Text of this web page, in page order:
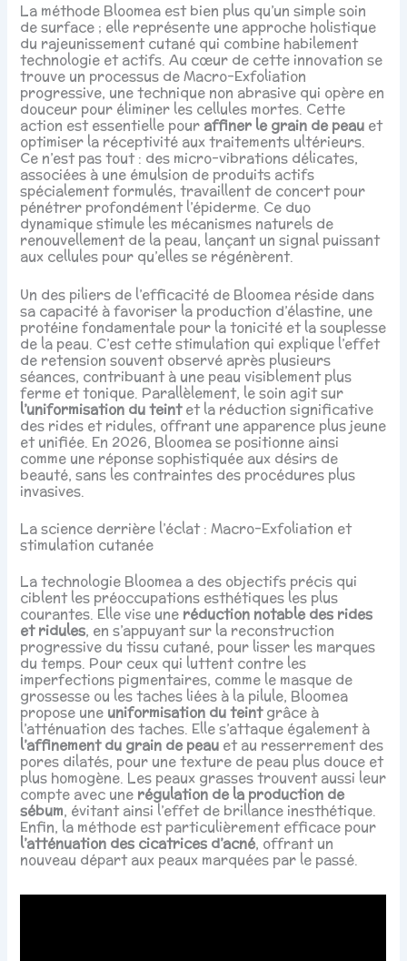
La méthode Bloomea est bien plus qu’un simple soin
de surface ; elle représente une approche holistique
du rajeunissement cutané qui combine habilement
technologie et actifs. Au cœur de cette innovation se
trouve un processus de Macro-Exfoliation
progressive, une technique non abrasive qui opère en
douceur pour éliminer les cellules mortes. Cette
action est essentielle pour affiner le grain de peau et
optimiser la réceptivité aux traitements ultérieurs.
Ce n’est pas tout : des micro-vibrations délicates,
associées à une émulsion de produits actifs
spécialement formulés, travaillent de concert pour
pénétrer profondément l’épiderme. Ce duo
dynamique stimule les mécanismes naturels de
renouvellement de la peau, lançant un signal puissant
aux cellules pour qu’elles se régénèrent.
Un des piliers de l’efficacité de Bloomea réside dans
sa capacité à favoriser la production d’élastine, une
protéine fondamentale pour la tonicité et la souplesse
de la peau. C’est cette stimulation qui explique l’effet
de retension souvent observé après plusieurs
séances, contribuant à une peau visiblement plus
ferme et tonique. Parallèlement, le soin agit sur
l’uniformisation du teintet la réduction significative
des rides et ridules, offrant une apparence plus jeune
et unifiée. En 2026, Bloomea se positionne ainsi
comme une réponse sophistiquée aux désirs de
beauté, sans les contraintes des procédures plus
invasives.
La science derrière l’éclat : Macro-Exfoliation et
stimulation cutanée
La technologie Bloomea a des objectifs précis qui
ciblent les préoccupations esthétiques les plus
courantes. Elle vise une réduction notable des rides
et ridules, en s’appuyant sur la reconstruction
progressive du tissu cutané, pour lisser les marques
du temps. Pour ceux qui luttent contre les
imperfections pigmentaires, comme le masque de
grossesse ou les taches liées à la pilule, Bloomea
propose une uniformisation du teintgrâce à
l’atténuation des taches. Elle s’attaque également à
l’affinement du grain de peau et au resserrement des
pores dilatés, pour une texture de peau plus douce et
plus homogène. Les peaux grasses trouvent aussi leur
compte avec une régulation de la production de
sébum, évitant ainsi l’effet de brillance inesthétique.
Enfin, la méthode est particulièrement efficace pour
l’atténuation des cicatrices d’acné, offrant un
nouveau départ aux peaux marquées par le passé.